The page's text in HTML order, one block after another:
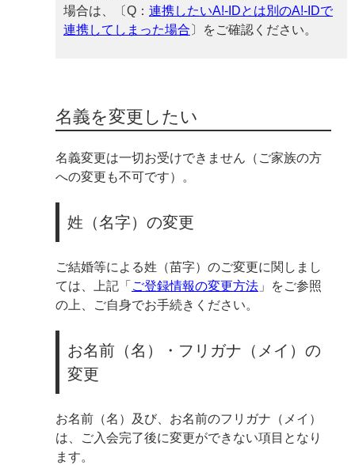
場合は、〔Q： 連携したいA!-IDとは別のA!-IDで
連携してしまった場合 〕をご確認ください。
名義を変更したい
名義変更は一切お受けできません（ご家族の方
への変更も不可です）。
姓（名字）の変更
ご結婚等による姓（苗字）のご変更に関しまし
ては、上記「 ご登録情報の変更方法 」をご参照
の上、ご自身でお手続きください。
お名前（名）・フリガナ（メイ）の
変更
お名前（名）及び、お名前のフリガナ（メイ）
は、ご入会完了後に変更ができない項目となり
ます。